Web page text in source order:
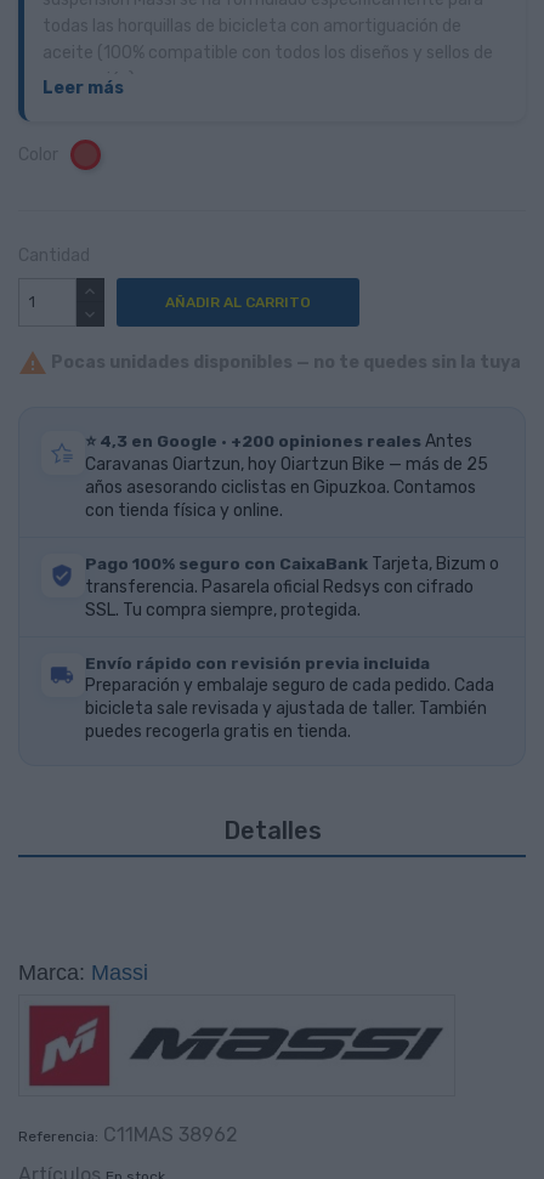
suspensión).
Leer más
Rojo
AÑADIR AL CARRITO

⭐ 4,3 en Google · +200 opiniones reales Antes
Caravanas Oiartzun, hoy Oiartzun Bike — más de 25
años asesorando ciclistas en Gipuzkoa. Contamos
con tienda física y online.
Pago 100% seguro con CaixaBank Tarjeta, Bizum o
transferencia. Pasarela oficial Redsys con cifrado
SSL. Tu compra siempre, protegida.
Envío rápido con revisión previa incluida
Preparación y embalaje seguro de cada pedido. Cada
bicicleta sale revisada y ajustada de taller. También
puedes recogerla gratis en tienda.
Detalles
Marca: Massi
Referencia: C11MAS 38962